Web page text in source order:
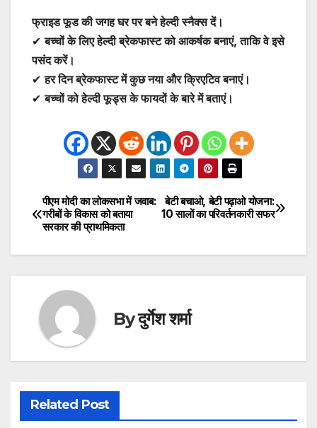
फ्राइड फूड की जगह घर पर बने हेल्दी स्नैक्स दें।
✔बच्चों के लिए हेल्दी ब्रेकफास्ट को आकर्षक बनाएं, ताकि वे इसे
पसंद करें।
✔हर दिन ब्रेकफास्ट में कुछ नया और क्रिएटिव बनाएं।
✔बच्चों को हेल्दी फूड्स के फायदों के बारे में बताएं।
Post
navigation
बेटी बचाओ, बेटी पढ़ाओ योजना:
10 सालों का परिवर्तनकारी सफर
पीएम मोदी का लोकसभा में जवाब:
गरीबों के विकास को बताया
सरकार की प्राथमिकता
Byदुर्गेश शर्मा
Related Post